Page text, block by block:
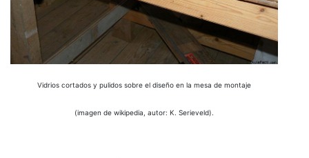
Vidrios cortados y pulidos sobre el diseño en la mesa de montaje
(imagen de wikipedia, autor: K. Serieveld).